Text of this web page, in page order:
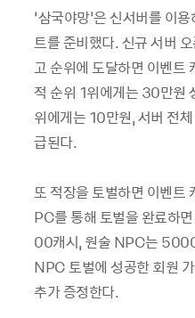
‘삼국야망’은 신서버를 이
트를 준비했다. 신규 서버
고 순위에 도달하면 이벤트
적 순위 1위에게는 30만원
위에게는 10만원, 서버 전
급된다.
또 적장을 토벌하면 이벤트
PC를 통해 토벌을 완료하
00캐시, 원술 NPC는
NPC 토벌에 성공한 회원
추가 증정한다.